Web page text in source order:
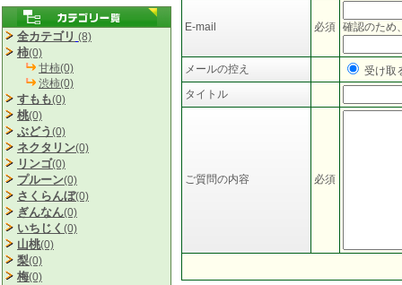
全カテゴリ (8)
柿(0)
甘柿(0)
渋柿(0)
すもも(0)
桃(0)
ぶどう (0)
ネクタリン(0)
リンゴ(0)
プルーン(0)
さくらんぼ(0)
ぎんなん(0)
いちじく (0)
山桃(0)
梨(0)
梅(0)
E-mail 必須 確認のため
メールの控え
受け取
タイトル
ご質問の内容 必須